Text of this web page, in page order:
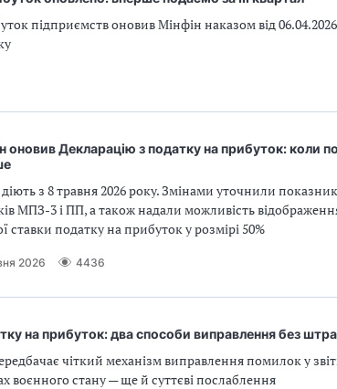
підприємств оновив Мінфін наказом від
оновив Декларацію з податку на прибуток: коли
з 8 травня 2026 року. Змінами уточнили
МПЗ-3 і ПП, а також надали можливість
ставки податку на прибуток у розмірі 50%
2026 4436
на прибуток: два способи виправлення без
чіткий механізм виправлення помилок у
воєнного стану — ще й суттєві послаблення